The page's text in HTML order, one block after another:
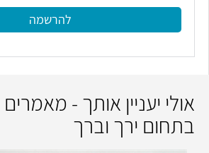
להרשמה
אולי יעניין אותך -
בתחום ירך וברך